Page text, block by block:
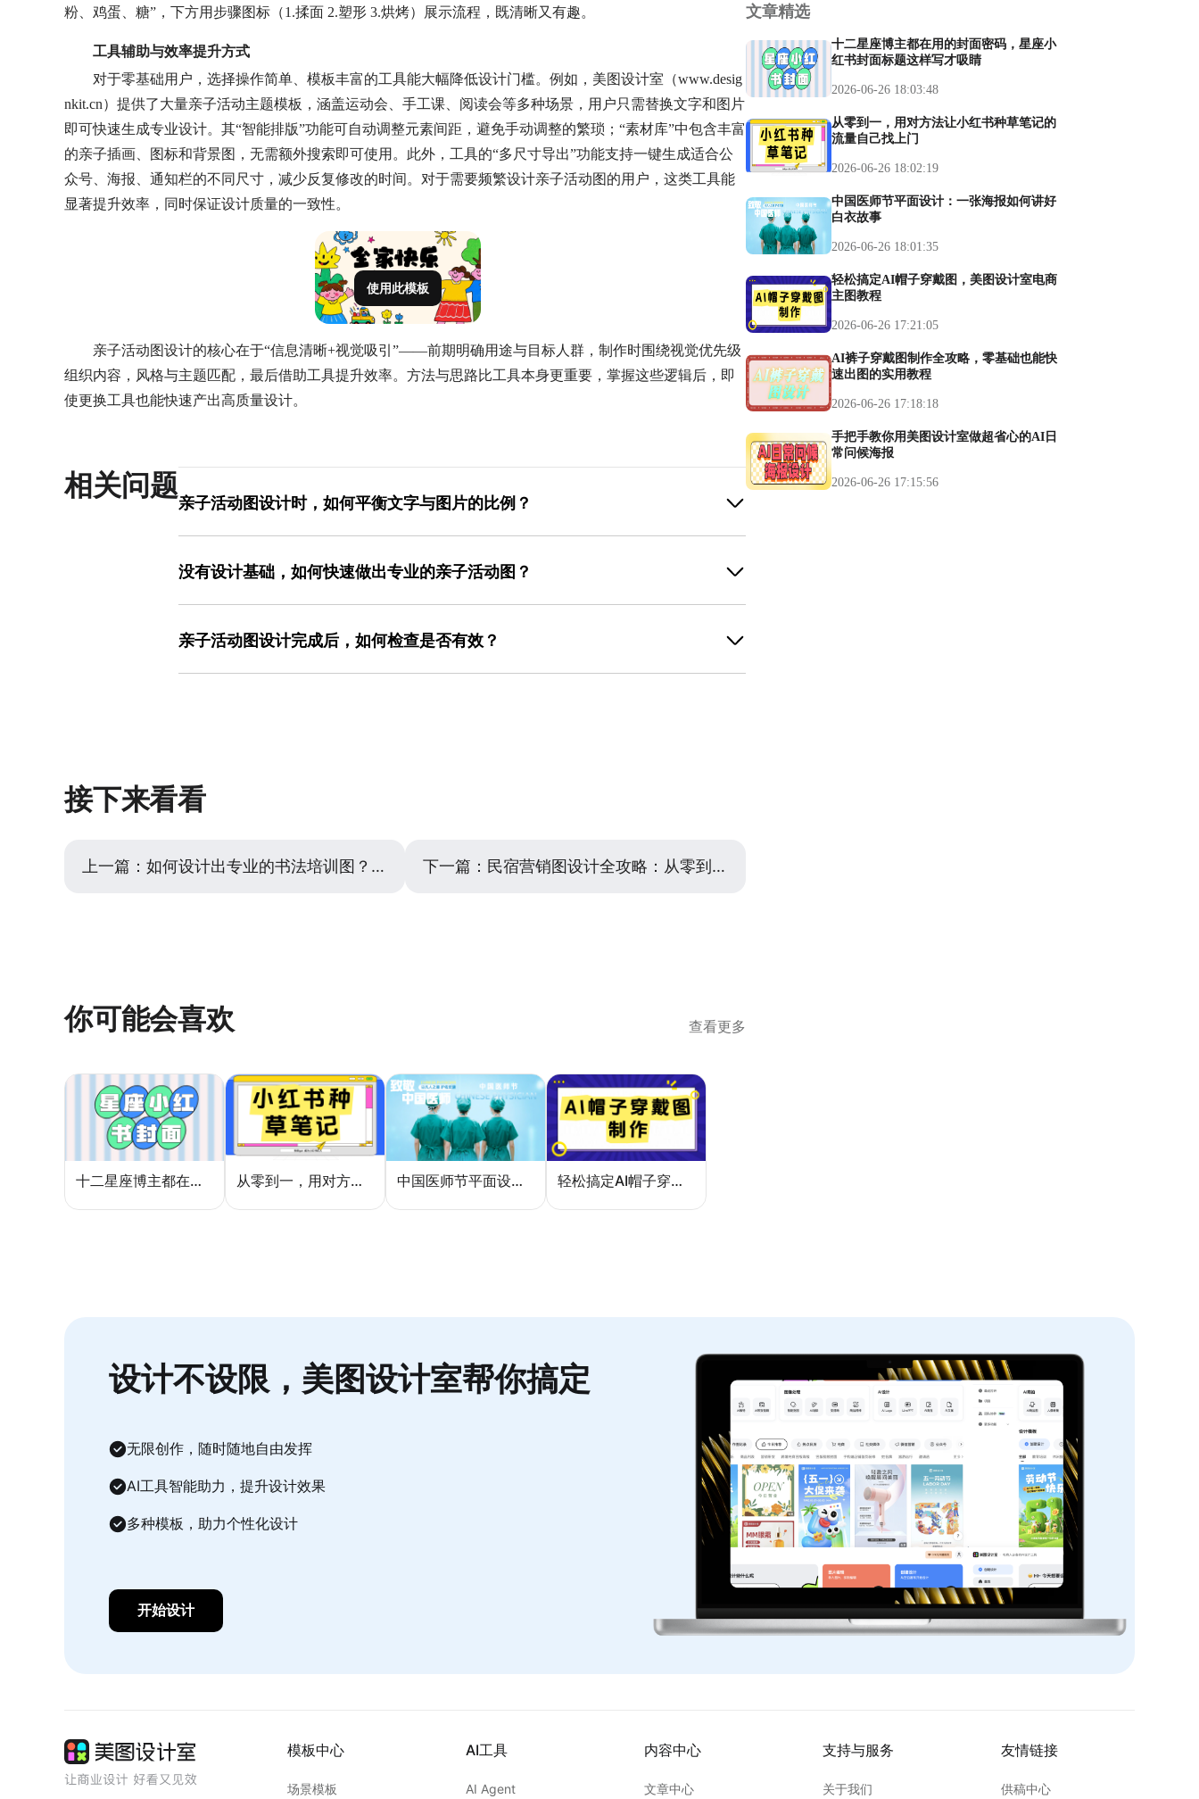
粉、鸡蛋、糖”，下方用步骤图标（1.揉面 2.塑形 3.烘烤）展示流程，既清晰又有趣。
工具辅助与效率提升方式
对于零基础用户，选择操作简单、模板丰富的工具能大幅降低设计门槛。例如，美图设计室（www.desig
nkit.cn）提供了大量亲子活动主题模板，涵盖运动会、手工课、阅读会等多种场景，用户只需替换文字和图片
即可快速生成专业设计。其“智能排版”功能可自动调整元素间距，避免手动调整的繁琐；“素材库”中包含丰富
的亲子插画、图标和背景图，无需额外搜索即可使用。此外，工具的“多尺寸导出”功能支持一键生成适合公
众号、海报、通知栏的不同尺寸，减少反复修改的时间。对于需要频繁设计亲子活动图的用户，这类工具能
显著提升效率，同时保证设计质量的一致性。
使用此模板
亲子活动图设计的核心在于“信息清晰+视觉吸引”——前期明确用途与目标人群，制作时围绕视觉优先级
组织内容，风格与主题匹配，最后借助工具提升效率。方法与思路比工具本身更重要，掌握这些逻辑后，即
使更换工具也能快速产出高质量设计。
相关问题
亲子活动图设计时，如何平衡文字与图片的比例？
或分点说明。图片的选择需与活动强相关，例如运动类活动用孩子跑步的照片，手工课用成品展
模板中已预设了文字与图片的合理比例，用户可直接替换内容，减少反复调整的麻烦，适合新手
没有设计基础，如何快速做出专业的亲子活动图？
避免从零开始的盲目尝试；其次，替换模板中的图片和文字——图片选择真实场景照或与活动相
亲子活动图设计完成后，如何检查是否有效？
现问题；其丰富的模板和素材也能避免因设计经验不足导致的“不专业感”，提升活动图的整体质
接下来看看
上一篇： 如何设计出专业的书法培训图？从思路到实操全解析 下一篇： 民宿营销图设计全攻略：从零到一打造吸睛宣传图
你可能会喜欢 查看更多
十二星座博主都在用的封面密码，星座小红书封面标题这样写才吸睛 从零到一，用对方法让小红书种草笔记的流量自己找上门 中国医师节平面设计：一张海报如何讲好白衣故事 轻松搞定AI帽子穿戴图，美图设计室电商主图教程
文章精选
十二星座博主都在用的封面密码，星座小
红书封面标题这样写才吸睛
2026-06-26 18:03:48
从零到一，用对方法让小红书种草笔记的
流量自己找上门
2026-06-26 18:02:19
中国医师节平面设计：一张海报如何讲好
白衣故事
2026-06-26 18:01:35
轻松搞定AI帽子穿戴图，美图设计室电商
主图教程
2026-06-26 17:21:05
AI裤子穿戴图制作全攻略，零基础也能快
速出图的实用教程
2026-06-26 17:18:18
手把手教你用美图设计室做超省心的AI日
常问候海报
2026-06-26 17:15:56
设计不设限，美图设计室帮你搞定
无限创作，随时随地自由发挥
AI工具智能助力，提升设计效果
多种模板，助力个性化设计
开始设计
模板中心
场景模板
AI工具
AI Agent
内容中心
文章中心
支持与服务
关于我们
友情链接
供稿中心